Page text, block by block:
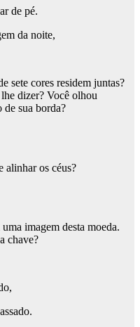
de pé.
da noite,
sete cores residem juntas?
dizer? Você olhou
de sua borda?
alinhar os céus?
imagem desta moeda.
chave?